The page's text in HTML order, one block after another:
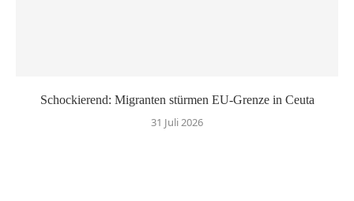
Schockierend: Migranten stürmen EU-Grenze in Ceuta
31 Juli 2026